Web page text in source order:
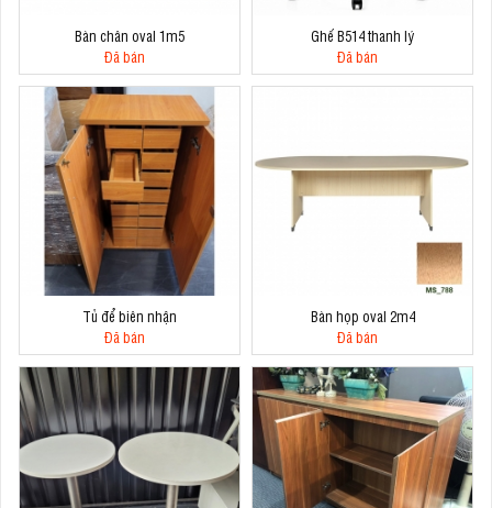
Bàn chân oval 1m5
Đã bán
Ghế B514 thanh lý
Đã bán
Tủ để biên nhận
Đã bán
Bàn họp oval 2m4
Đã bán